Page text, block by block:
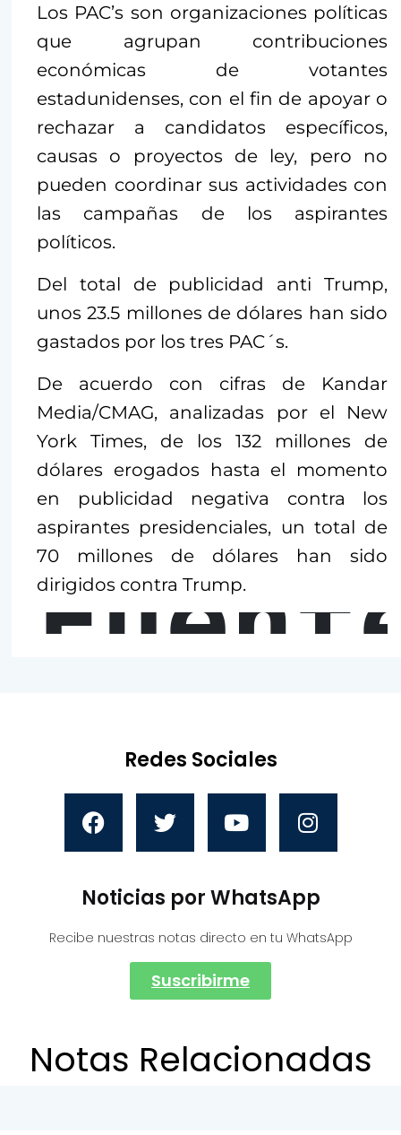
Los PAC’s son organizaciones políticas
que agrupan contribuciones
económicas de votantes
estadunidenses, con el fin de apoyar o
rechazar a candidatos específicos,
causas o proyectos de ley, pero no
pueden coordinar sus actividades con
las campañas de los aspirantes
políticos.
Del total de publicidad anti Trump,
unos 23.5 millones de dólares han sido
gastados por los tres PAC´s.
De acuerdo con cifras de Kandar
Media/CMAG, analizadas por el New
York Times, de los 132 millones de
dólares erogados hasta el momento
en publicidad negativa contra los
aspirantes presidenciales, un total de
70 millones de dólares han sido
dirigidos contra Trump.
Redes Sociales
Noticias por WhatsApp
Recibe nuestras notas directo en tu WhatsApp
Suscribirme
Notas Relacionadas